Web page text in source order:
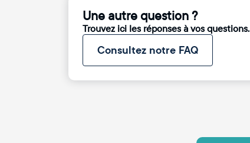
Une autre question ?
Trouvez ici les réponses à vos questions.
Consultez notre FAQ